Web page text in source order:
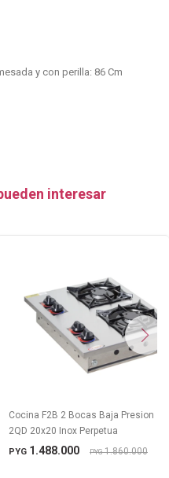
y con perilla: 86 Cm
interesar
Cocina F2B 2 Bocas Baja Presion
2QD 20x20 Inox Perpetua
PYG 1.488.000 PYG1.860.000